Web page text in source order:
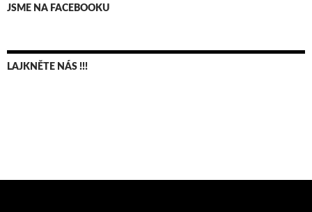
JSME NA FACEBOOKU
LAJKNĚTE NÁS !!!